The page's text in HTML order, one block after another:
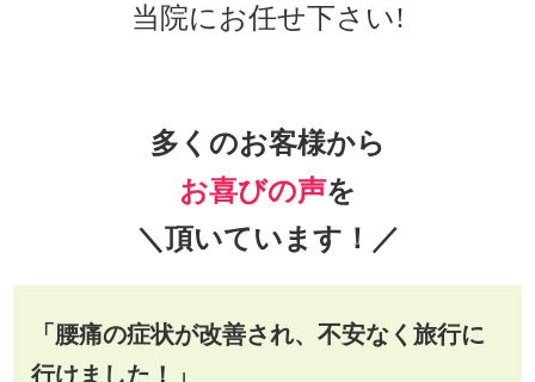
当院にお任せ下さい!
多くのお客様から
お喜びの声を
＼頂いています！／
「腰痛の症状が改善され、不安なく旅行に
行けました！」